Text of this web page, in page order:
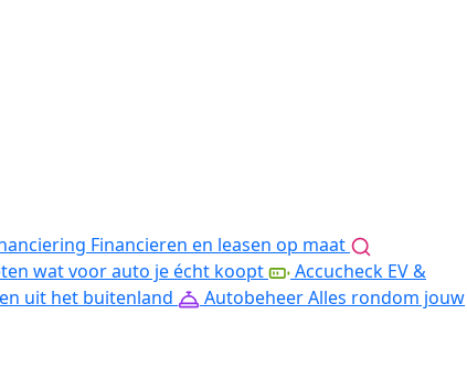
Financieren en leasen op maat
wat voor auto je écht koopt
Accucheck EV &
uit het buitenland AutobeheerAlles rondom jouw